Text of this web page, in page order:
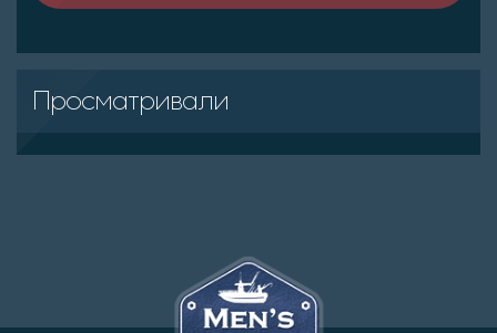
Просматривали